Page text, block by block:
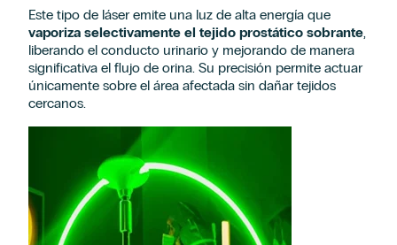
Este tipo de láser emite una luz de alta energía que
vaporiza selectivamente el tejido prostático sobrante,
liberando el conducto urinario y mejorando de manera
significativa el flujo de orina. Su precisión permite actuar
únicamente sobre el área afectada sin dañar tejidos
cercanos.